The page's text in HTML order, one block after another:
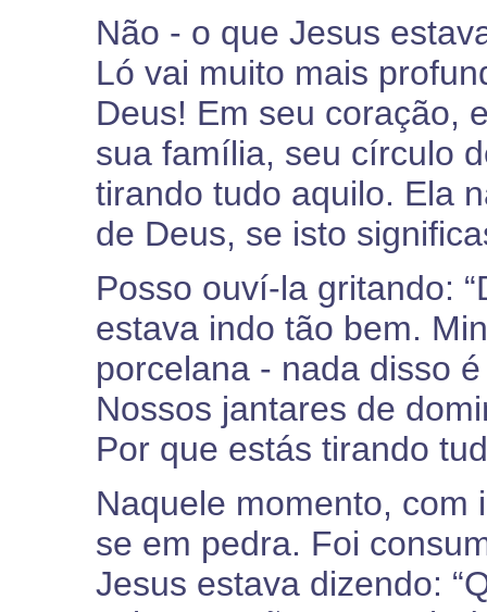
Não - o que Jesus
Ló vai muito mais
Deus! Em seu coração,
sua família, seu círculo
tirando tudo aquilo. Ela
de Deus, se isto
Posso ouví-la gritando:
estava indo tão bem.
porcelana - nada disso
Nossos jantares de
Por que estás tirando
Naquele momento, com
se em pedra. Foi
Jesus estava dizendo: